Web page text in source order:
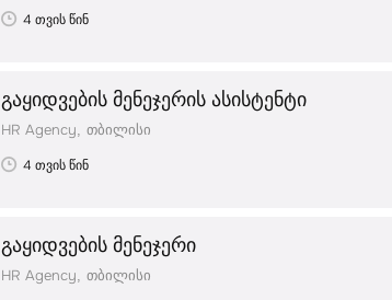
4 თვის წინ
გაყიდვების მენეჯერის ასისტენტი
HR Agency თბილისი
4 თვის წინ
გაყიდვების მენეჯერი
HR Agency თბილისი